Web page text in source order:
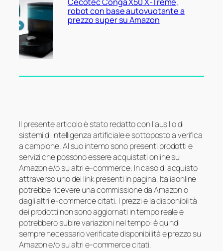
robot con base autovuotante a
prezzo super su Amazon
Il presente articolo è stato redatto con l’ausilio di
sistemi di intelligenza artificiale e sottoposto a verifica
a campione. Al suo interno sono presenti prodotti e
servizi che possono essere acquistati online su
Amazon e/o su altri e-commerce. In caso di acquisto
attraverso uno dei link presenti in pagina, Italiaonline
potrebbe ricevere una commissione da Amazon o
dagli altri e-commerce citati. I prezzi e la disponibilità
dei prodotti non sono aggiornati in tempo reale e
potrebbero subire variazioni nel tempo: è quindi
sempre necessario verificate disponibilità e prezzo su
Amazon e/o su altri e-commerce citati.